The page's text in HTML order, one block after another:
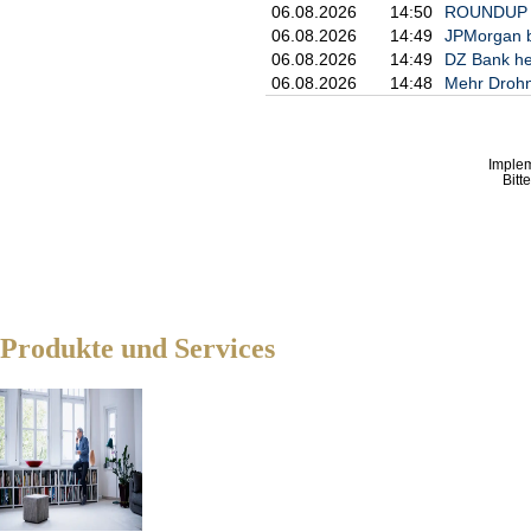
06.08.2026
14:50
06.08.2026
14:49
JPMorgan
06.08.2026
14:49
DZ Bank
06.08.2026
14:48 Mehr
Produkte und Services